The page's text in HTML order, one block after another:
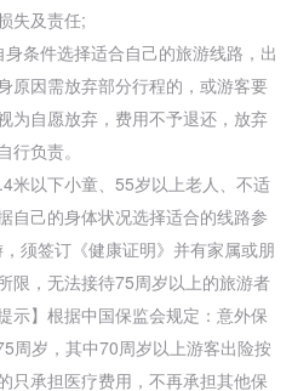
失及责任;
条件选择适合自己的旅游线路，出
原因需放弃部分行程的，或游客要
为自愿放弃，费用不予退还，放弃
负责。
米以下小童、55岁以上老人、不适
自己的身体状况选择适合的线路参
须签订《健康证明》并有家属或朋
限，无法接待75周岁以上的旅游者
示】根据中国保监会规定：意外保
周岁，其中70周岁以上游客出险按
只承担医疗费用，不再承担其他保